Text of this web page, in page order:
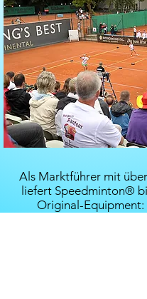
​Als Marktführer mit über
liefert Speedminton®
Original-Equipment: